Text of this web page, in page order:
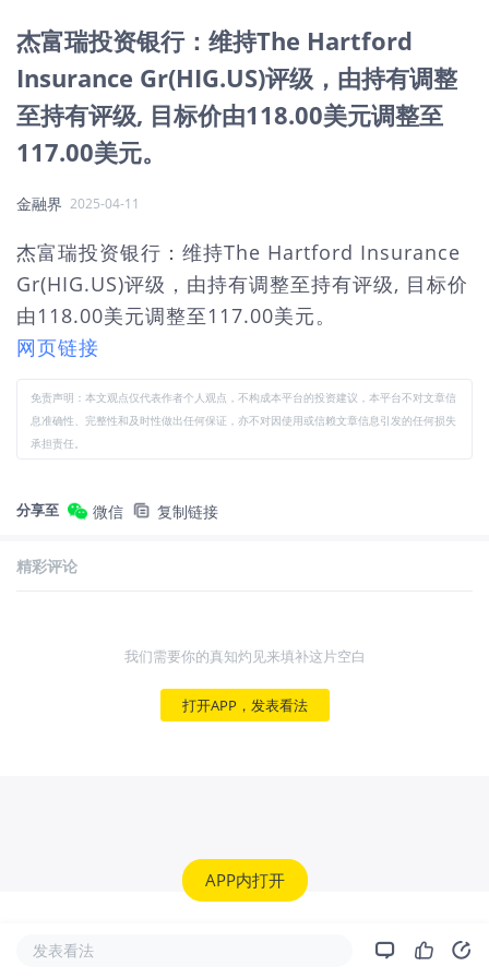
杰富瑞投资银行：维持The Hartford
Insurance Gr(HIG.US)评级，由持有调整
至持有评级, 目标价由118.00美元调整至
117.00美元。
金融界 2025-04-11
杰富瑞投资银行：维持The Hartford Insurance
Gr(HIG.US)评级，由持有调整至持有评级, 目标价
由118.00美元调整至117.00美元。
网页链接
免责声明：本文观点仅代表作者个人观点，不构成本平台的投资建议，本平台不对文章信
息准确性、完整性和及时性做出任何保证，亦不对因使用或信赖文章信息引发的任何损失
承担责任。
分享至 微信 复制链接
精彩评论
我们需要你的真知灼见来填补这片空白
打开APP，发表看法
APP内打开
发表看法